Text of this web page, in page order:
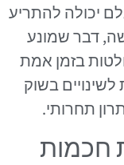
יכולה להתריע
דבר שמונע
בזמן אמת
בשוק
תחרותי.
חכמות